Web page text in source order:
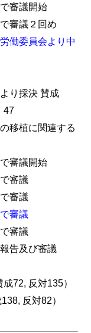
審議開始
審議２回め
働委員会より中
り採決 賛成
47
移植に関連する
審議開始
審議
審議
審議
審議
告及び審議
対135）
反対82）